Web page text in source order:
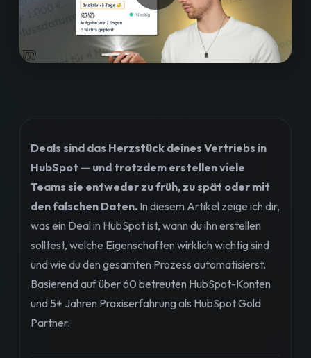
Strategiegespräch buchen
Deals sind das Herzstück deines Vertriebs in
HubSpot — und trotzdem erstellen viele
Teams sie entweder zu früh, zu spät oder mit
den falschen Daten. In diesem Artikel zeige ich dir,
was ein Deal in HubSpot ist, wann du ihn erstellen
solltest, welche Eigenschaften wirklich wichtig sind
und wie du den gesamten Prozess automatisierst.
Basierend auf über 60 betreuten HubSpot-Konten
und 5+ Jahren Praxiserfahrung als HubSpot Gold
Partner.